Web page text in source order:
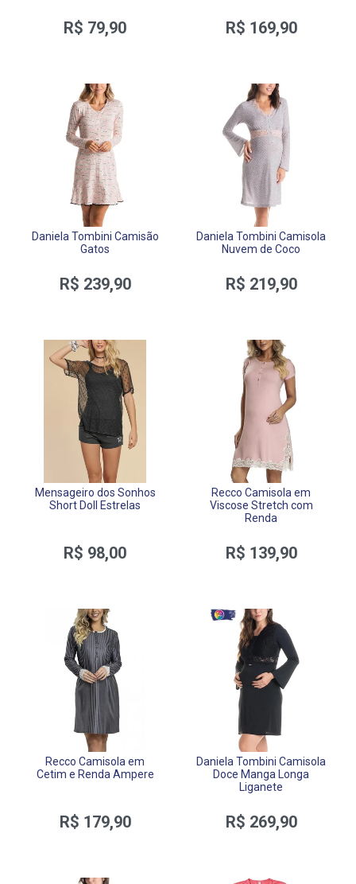
R$ 79,90 R$ 169,90
Daniela Tombini Camisão
Gatos
R$ 239,90
Daniela Tombini Camisola
Nuvem de Coco
R$ 219,90
Mensageiro dos Sonhos
Short Doll Estrelas
R$ 98,00
Recco Camisola em
Viscose Stretch com
Renda
R$ 139,90
Recco Camisola em
Cetim e Renda Ampere
R$ 179,90
Daniela Tombini Camisola
Doce Manga Longa
Liganete
R$ 269,90